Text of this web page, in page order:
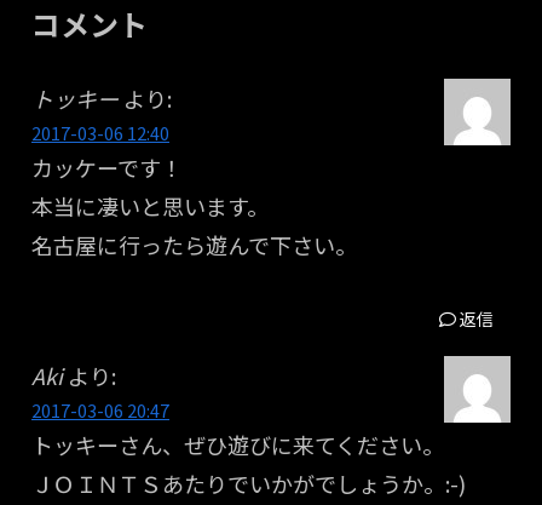
コメント
トッキー より:
2017-03-06 12:40
カッケーです！
本当に凄いと思います。
名古屋に行ったら遊んで下さい。
返信
Aki より:
2017-03-06 20:47
トッキーさん、ぜひ遊びに来てください。
ＪＯＩＮＴＳあたりでいかがでしょうか。:-)